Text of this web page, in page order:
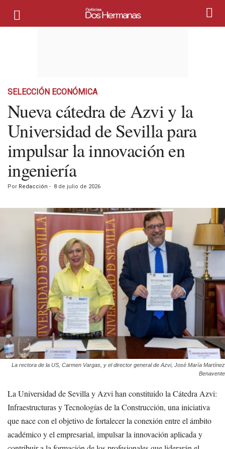
SELECCIÓN ECONÓMICA
Nueva cátedra de Azvi y la
Universidad de Sevilla para
impulsar la innovación en
ingeniería
Por Redacción - 8 de julio de 2026
La rectora de la US, Carmen Vargas, y el director general de Azvi, José María Martínez
Benavente
La Universidad de Sevilla y Azvi han constituido la Cátedra Azvi:
Infraestructuras y Tecnologías de la Construcción, una iniciativa
que nace con el objetivo de fortalecer la conexión entre el ámbito
académico y el empresarial, impulsar la innovación aplicada y